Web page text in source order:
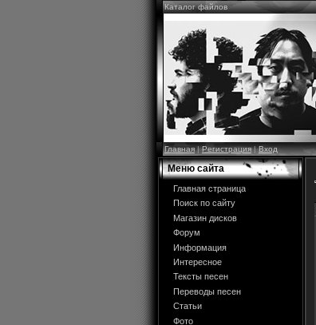
Каталог файлов
Главная|Регистрация|Вход
Меню сайта
Главная страница
Поиск по сайту
Магазин дисков
Форум
Информация
Интересное
Тексты песен
Переводы песен
Статьи
Фото